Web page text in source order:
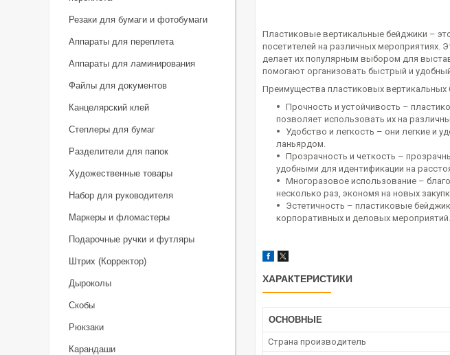
Пластиковые вертикальные бейджики –
посетителей на различных мероприятиях.
делает их популярным выбором для
помогают организовать быстрый и
Преимущества пластиковых вертикальных
Прочность и устойчивость –
позволяет использовать их на
Удобство и легкость – они легкие и
ланьярдом.
Прозрачность и четкость –
удобными для идентификации на
Многоразовое использование –
несколько раз, экономя на новых
Эстетичность – пластиковые
корпоративных и деловых мероприятий.
ХАРАКТЕРИСТИКИ
ОСНОВНЫЕ
Страна производитель
Резаки для бумаги и фотобумаги
Аппараты для переплета
Аппараты для ламинирования
Файлы для документов
Канцелярский клей
Степлеры для бумаг
Разделители для папок
Художественные товары
Набор для руководителя
Маркеры и фломастеры
Подарочные ручки и футляры
Штрих (Корректор)
Дыроколы
Скобы
Рюкзаки
Карандаши